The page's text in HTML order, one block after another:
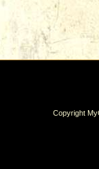
Copyright